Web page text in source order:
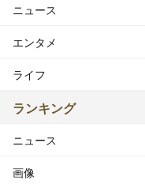
ニュース
エンタメ
ライフ
ランキング
ニュース
画像